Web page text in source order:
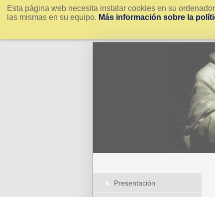
Esta página web necesita instalar cookies en su
las mismas en su equipo. Más información sobre la
Presentación